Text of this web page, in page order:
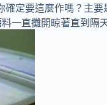
定要這麼作嗎？主
一直攤開晾著直到